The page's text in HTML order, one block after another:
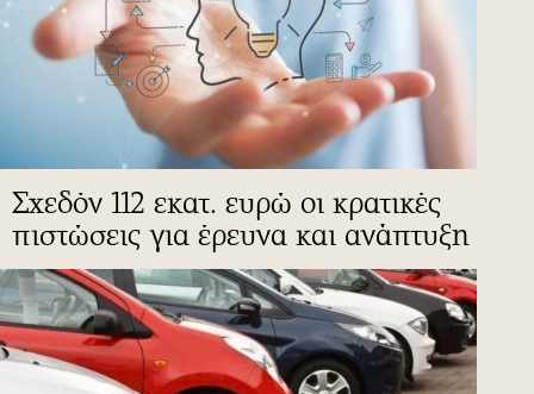
Σχεδόν 112 εκατ. ευρώ οι κρατικές
πιστώσεις για έρευνα και ανάπτυξη